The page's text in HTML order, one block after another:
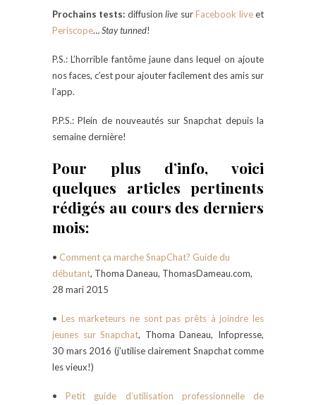
Prochains tests: diffusionlive surFacebook liveet
Periscope…Stay tunned!
P.S.: L’horrible fantôme jaune dans lequel on ajoute
nos faces, c’est pour ajouter facilement des amis sur
l’app.
P.P.S.: Plein de nouveautés sur Snapchat depuis la
semaine dernière!
Pour plus d’info, voici
quelques articles pertinents
rédigés au cours des derniers
mois:
• Comment ça marche SnapChat? Guide du
débutant, Thoma Daneau, ThomasDameau.com,
28 mari 2015
• Les marketeurs ne sont pas prêts à joindre les
jeunes sur Snapchat, Thoma Daneau, Infopresse,
30 mars 2016 (j’utilise clairement Snapchat comme
les vieux!)
•Petit guide d’utilisation professionnelle de